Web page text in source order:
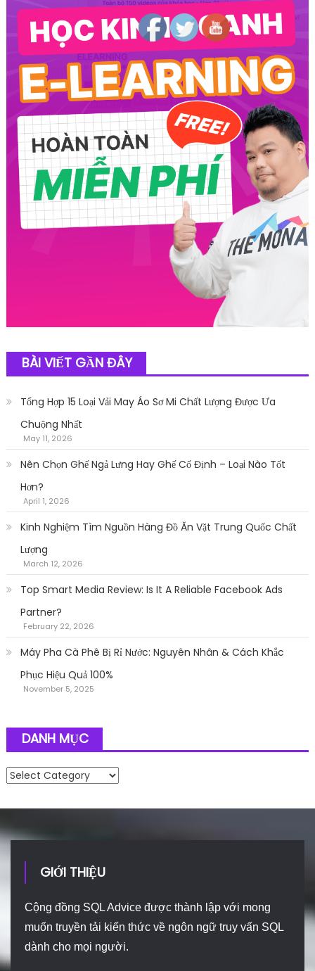
BÀI VIẾT GẦN ĐÂY
Tổng Hợp 15 Loại Vải May Áo Sơ Mi Chất Lượng Được Ưa
Chuộng Nhất
May 11, 2026
Nên Chọn Ghế Ngả Lưng Hay Ghế Cố Định – Loại Nào Tốt
Hơn?
April 1, 2026
Kinh Nghiệm Tìm Nguồn Hàng Đồ Ăn Vặt Trung Quốc Chất
Lượng
March 12, 2026
Top Smart Media Review: Is It A Reliable Facebook Ads
Partner?
February 22, 2026
Máy Pha Cà Phê Bị Rỉ Nước: Nguyên Nhân & Cách Khắc
Phục Hiệu Quả 100%
November 5, 2025
DANH MỤC
Danh mục
GIỚI THIỆU
Cộng đồng SQL Advice được thành lập với mong
muốn truyền tải kiến thức về ngôn ngữ truy vấn SQL
dành cho mọi người.